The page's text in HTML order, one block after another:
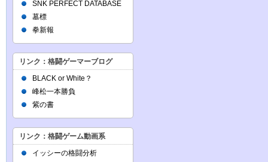
SNK PERFECT DATABASE
墓標
拳新報
リンク：格闘ゲーマーブログ
BLACK or White？
峰松一本勝負
紫の書
リンク：格闘ゲーム動画系
イッシーの格闘分析